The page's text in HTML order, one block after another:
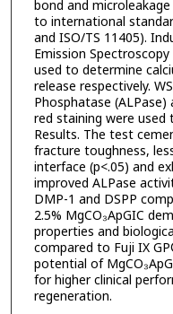
bond and
to international
and ISO/TS 11405).
Emission
used to determine
release respectively.
Phosphatase (ALPase)
red staining were used
Results. The test
fracture toughness,
interface (p<.05) and
improved ALPase
DMP-1 and DSPP
2.5% MgCO₃ApGIC
properties and
compared to Fuji IX
potential of
for higher clinical
regeneration.